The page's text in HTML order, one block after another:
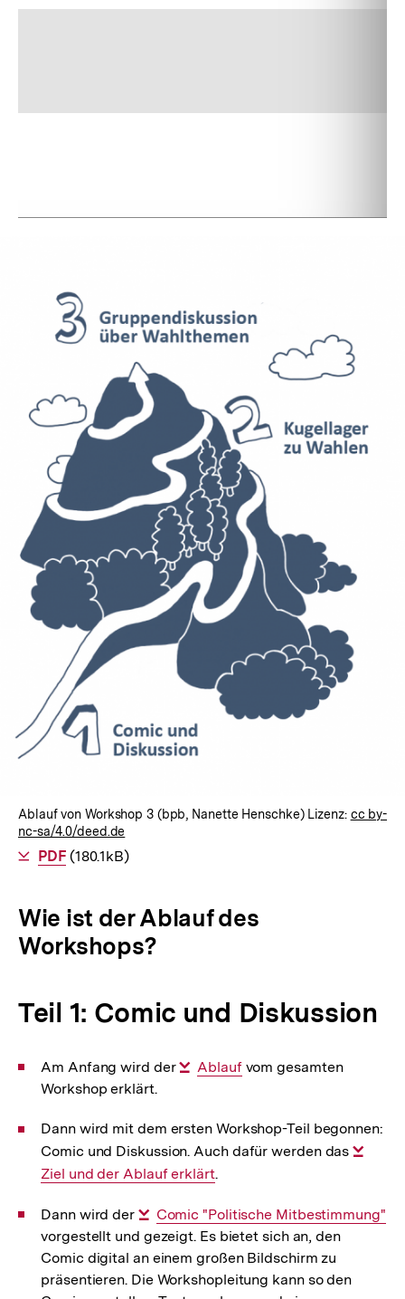
In
Lightbox
öffnen
Ablauf von Workshop 3 (bpb, Nanette Henschke) Lizenz: cc by-
nc-sa/4.0/deed.de
Als
PDFherunterladen
(180.1kB)
Wie ist der Ablauf des
Workshops?
Teil 1: Comic und Diskussion
Am Anfang wird der
Interner
Ablaufvom gesamten
Workshop erklärt.
Dann wird mit dem ersten Workshop-Teil begonnen:
Comic und Diskussion. Auch dafür werden das
Ziel und der Ablauf erklärt.
Dann wird der
Interner
Link:
Comic "Politische Mitbestimmung"
vorgestellt und gezeigt. Es bietet sich an, den
Comic digital an einem großen Bildschirm zu
präsentieren. Die Workshopleitung kann so den